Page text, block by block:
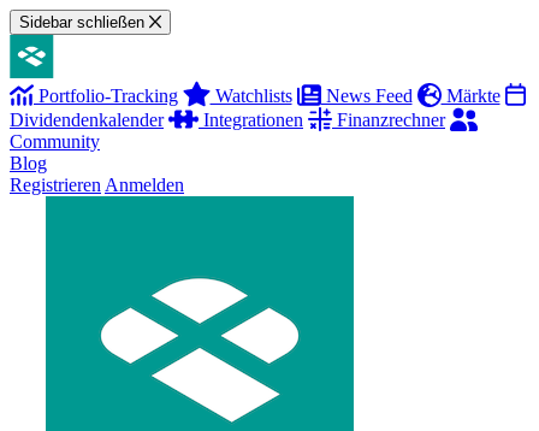
Sidebar schließen
Portfolio-Tracking Watchlists News Feed
Märkte
Dividendenkalender
Integrationen
Finanzrechner
Community
Blog
Registrieren Anmelden